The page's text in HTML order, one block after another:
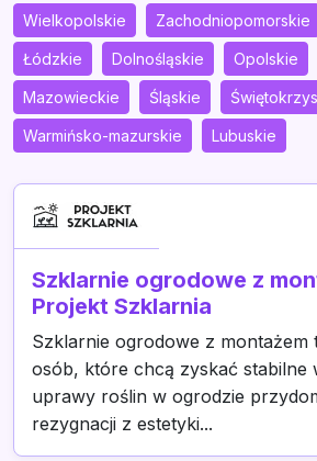
Wielkopolskie Zachodniopomorskie
Łódzkie Dolnośląskie Opolskie
Mazowieckie Śląskie
Warmińsko-mazurskie Lubuskie
Szklarnie ogrodowe z
Projekt Szklarnia
Szklarnie ogrodowe z montażem
osób, które chcą zyskać stabilne
uprawy roślin w ogrodzie
rezygnacji z estetyki...